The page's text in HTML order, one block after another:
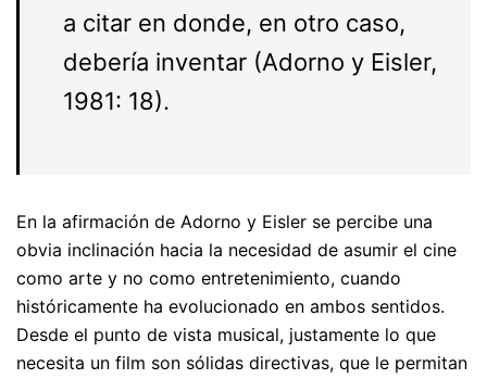
a citar en donde, en otro caso,
debería inventar (Adorno y Eisler,
1981: 18).
En la afirmación de Adorno y Eisler se percibe una
obvia inclinación hacia la necesidad de asumir el cine
como arte y no como entretenimiento, cuando
históricamente ha evolucionado en ambos sentidos.
Desde el punto de vista musical, justamente lo que
necesita un film son sólidas directivas, que le permitan